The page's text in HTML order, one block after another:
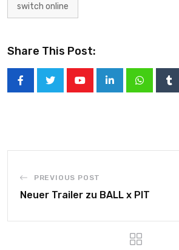
switch online
Share This Post:
PREVIOUS POST
Neuer Trailer zu BALL x PIT